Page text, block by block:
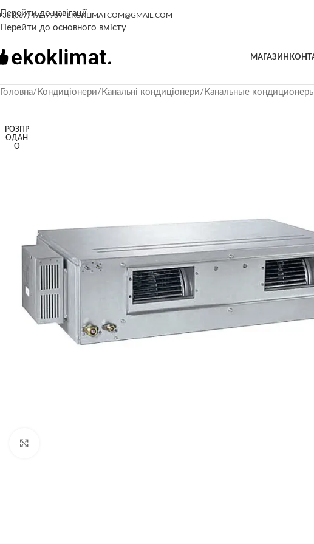
Перейти до навігації
Перейти до основного вмісту
(067) 492 9969 EKOKLIMATCOM@GMAIL.COM
МАГАЗИН
Головна/ Кондиціонери/ Канальні кондиціонери/ Канальные
РОЗПР
ОДАН
О